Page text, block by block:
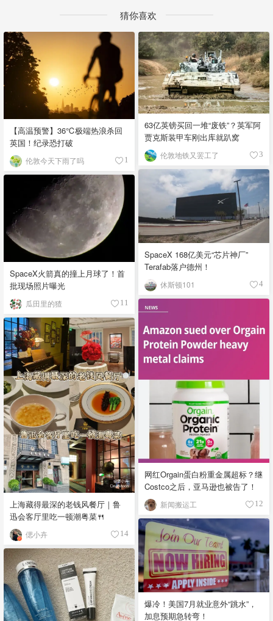
猜你喜欢
【高温预警】36℃极端热浪杀回
英国！纪录恐打破
伦敦今天下雨了吗 1
63亿英镑买回一堆“废铁”？英军阿
贾克斯装甲车刚出库就趴窝
伦敦地铁又罢工了 3
SpaceX 168亿美元“芯片神厂”
Terafab落户德州！
休斯顿101 4
SpaceX火箭真的撞上月球了！首
批现场照片曝光
瓜田里的猹 11
网红Orgain蛋白粉重金属超标？继
Costco之后，亚马逊也被告了！
新闻搬运工 12
上海藏得最深的老钱风餐厅｜鲁
迅会客厅里吃一顿潮粤菜🍴
偲小卉 14
爆冷！美国7月就业意外“跳水”，
加息预期急转弯！